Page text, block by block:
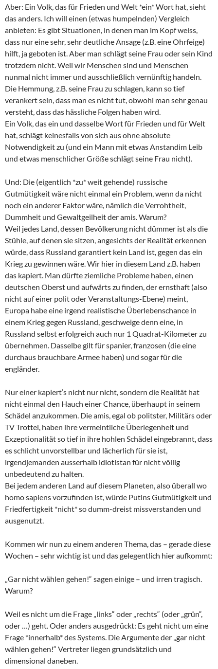
Aber: Ein Volk, das für Frieden und Welt *ein* Wort hat, sieht
das anders. Ich will einen (etwas humpelnden) Vergleich
anbieten: Es gibt Situationen, in denen man im Kopf weiss,
dass nur eine sehr, sehr deutliche Ansage (z.B. eine Ohrfeige)
hilft, ja geboten ist. Aber man schlägt seine Frau oder sein Kind
trotzdem nicht. Weil wir Menschen sind und Menschen
nunmal nicht immer und ausschließlich vernünftig handeln.
Die Hemmung, z.B. seine Frau zu schlagen, kann so tief
verankert sein, dass man es nicht tut, obwohl man sehr genau
versteht, dass das hässliche Folgen haben wird.
Ein Volk, das ein und dasselbe Wort für Frieden und für Welt
hat, schlägt keinesfalls von sich aus ohne absolute
Notwendigkeit zu (und ein Mann mit etwas Anstandim Leib
und etwas menschlicher Größe schlägt seine Frau nicht).
Und: Die (eigentlich *zu* weit gehende) russische
Gutmütigkeit wäre nicht einmal ein Problem, wenn da nicht
noch ein anderer Faktor wäre, nämlich die Verrohtheit,
Dummheit und Gewaltgeilheit der amis. Warum?
Weil jedes Land, dessen Bevölkerung nicht dümmer ist als die
Stühle, auf denen sie sitzen, angesichts der Realität erkennen
würde, dass Russland garantiert kein Land ist, gegen das ein
Krieg zu gewinnen wäre. Wir hier in diesem Land z.B. haben
das kapiert. Man dürfte ziemliche Probleme haben, einen
deutschen Oberst und aufwärts zu finden, der ernsthaft (also
nicht auf einer polit oder Veranstaltungs-Ebene) meint,
Europa habe eine irgend realistische Überlebenschance in
einem Krieg gegen Russland, geschweige denn eine, in
Russland selbst erfolgreich auch nur 1 Quadrat-Kilometer zu
übernehmen. Dasselbe gilt für spanier, franzosen (die eine
durchaus brauchbare Armee haben) und sogar für die
engländer.
Nur einer kapiert’s nicht nur nicht, sondern die Realität hat
nicht einmal den Hauch einer Chance, überhaupt in seinem
Schädel anzukommen. Die amis, egal ob politster, Militärs oder
TV Trottel, haben ihre vermeintliche Überlegenheit und
Exzeptionalität so tief in ihre hohlen Schädel eingebrannt, dass
es schlicht unvorstellbar und lächerlich für sie ist,
irgendjemanden ausserhalb idiotistan für nicht völlig
unbedeutend zu halten.
Bei jedem anderen Land auf diesem Planeten, also überall wo
homo sapiens vorzufinden ist, würde Putins Gutmütigkeit und
Friedfertigkeit *nicht* so dumm-dreist missverstanden und
ausgenutzt.
Kommen wir nun zu einem anderen Thema, das – gerade diese
Wochen – sehr wichtig ist und das gelegentlich hier aufkommt:
„Gar nicht wählen gehen!“ sagen einige – und irren tragisch.
Warum?
Weil es nicht um die Frage „links“ oder „rechts“ (oder „grün“,
oder …) geht. Oder anders ausgedrückt: Es geht nicht um eine
Frage *innerhalb* des Systems. Die Argumente der „gar nicht
wählen gehen!“ Vertreter liegen grundsätzlich und
dimensional daneben.